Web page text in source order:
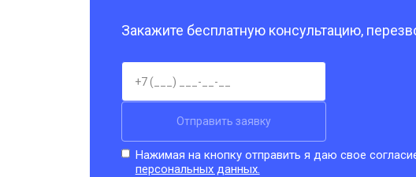
Закажите бесплатную консультацию,
Отправить заявку
Нажимая на кнопку отправить я даю свое
персональных данных.